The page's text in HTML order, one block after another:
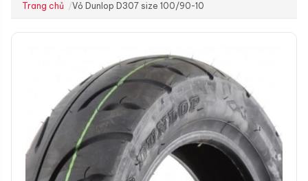
Trang chủ Vỏ Dunlop D307 size 100/90-10